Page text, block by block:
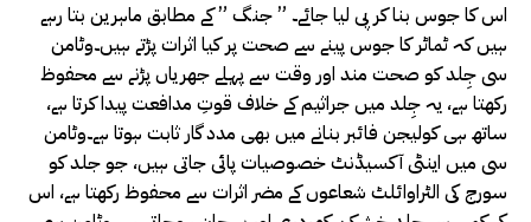
اس کا جوس بنا کر پی لیا جائے۔ ” جنگ ” کے مطابق ماہرین بتا رہے
ہیں کہ ٹماٹر کا جوس پینے سے صحت پر کیا اثرات پڑتے ہیں۔وٹامن
سی جِلد کو صحت مند اور وقت سے پہلے جھریاں پڑنے سے محفوظ
رکھتا ہے، یہ جِلد میں جراثیم کے خلاف قوتِ مدافعت پیدا کرتا ہے،
ساتھ ہی کولیجن فائبر بنانے میں بھی مدد گار ثابت ہوتا ہے۔وٹامن
سی میں اینٹی آکسیڈنٹ خصوصیات پائی جاتی ہیں، جو جلد کو
سورج کی الٹراوائلٹ شعاعوں کے مضر اثرات سے محفوظ رکھتا ہے، اس